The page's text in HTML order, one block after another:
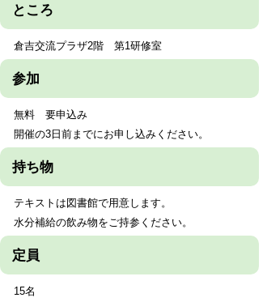
ところ
倉吉交流プラザ2階 第1研修室
参加
無料 要申込み
開催の3日前までにお申し込みください。
持ち物
テキストは図書館で用意します。
水分補給の飲み物をご持参ください。
定員
15名